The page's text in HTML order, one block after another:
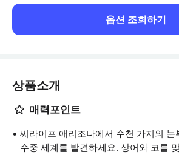
옵션 조회하기
상품소개
매력포인트
씨라이프 애리조나에서 수천 가지의 눈
수중 세계를 발견하세요. 상어와 코를